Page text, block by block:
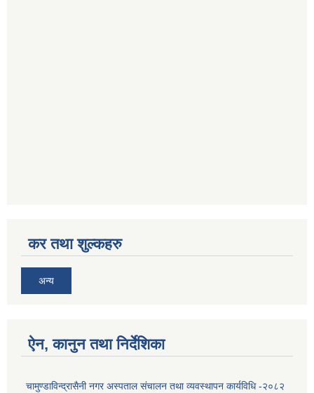
कर तथा शुल्कहरु
अन्य
ऐन, कानुन तथा निर्देशिका
चामुण्डाविन्द्रासैनी नगर अस्पताल संचालन तथा व्यवस्थापन कार्यविधि -२०८२